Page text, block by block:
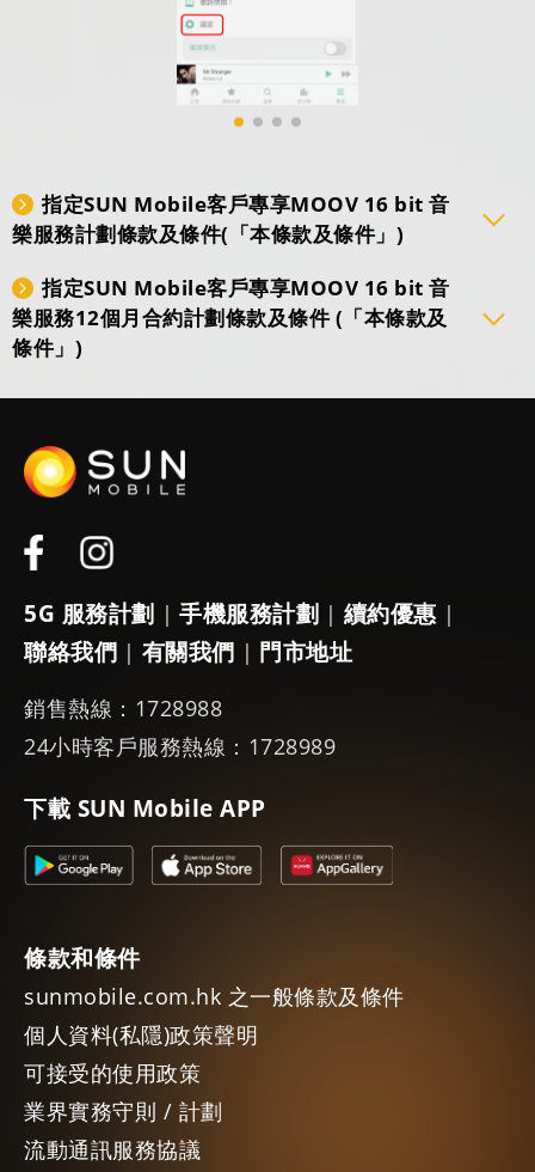
指定SUN Mobile客戶專享MOOV 16 bit 音
樂服務計劃條款及條件(「本條款及條件」)
指定SUN Mobile客戶專享MOOV 16 bit 音
樂服務12個月合約計劃條款及條件 (「本條款及
條件」)
5G 服務計劃 | 手機服務計劃 | 續約優惠 |
聯絡我們 | 有關我們 | 門市地址
銷售熱線：1728988
24小時客戶服務熱線：1728989
下載 SUN Mobile APP
條款和條件
sunmobile.com.hk 之一般條款及條件
個人資料(私隱)政策聲明
可接受的使用政策
業界實務守則 / 計劃
流動通訊服務協議